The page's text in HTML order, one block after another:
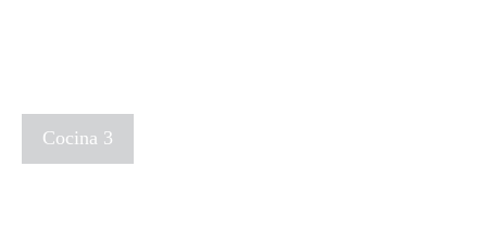
Cocina 3